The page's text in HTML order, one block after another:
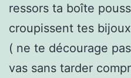
ressors ta boîte
croupissent tes
( ne te décourage
vas sans tarder